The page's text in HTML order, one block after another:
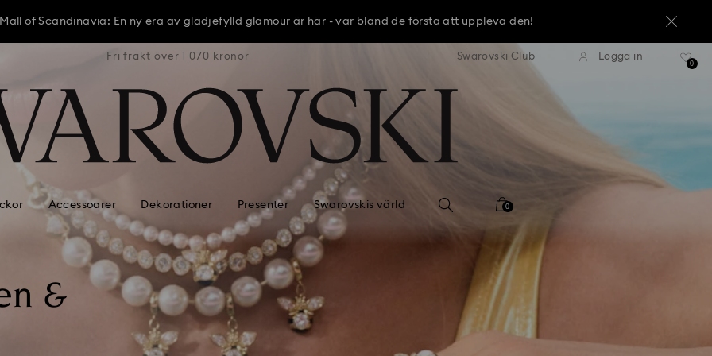
of Scandinavia: En ny era av glädjefylld glamour är här - var bland de första att uppleva den!
of Scandinavia: En ny era av glädjefylld glamour är här - var bland de första att uppleva den!
Fri frakt över 1 070 kronor Fri frakt över 1 070 kronor Fri frakt över 1 070
Swarovski Club Logga in
0
Accessoarer Dekorationer Presenter Swarovskis värld 0
&